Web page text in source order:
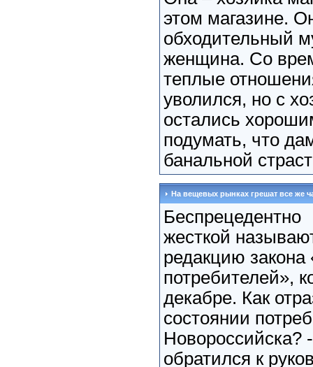
этом магазине.
обходительный
женщина. Со
теплые
уволился, но с
остались
подумать, что
банальной
На вещевых рынках грешат все же
Беспрецедентно
жесткой
редакцию
потребителей»,
декабре. Как
состоянии
Новороссийска?
обратился к